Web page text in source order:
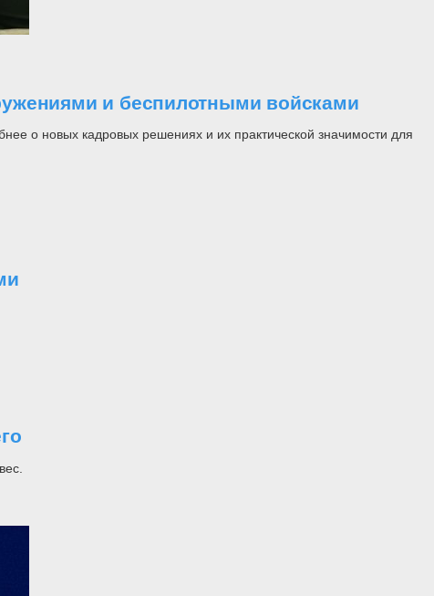
и беспилотными войсками
о новых кадровых решениях и их практической значимости для